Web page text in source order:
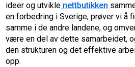
ideer og utvikle nettbutikken
en forbedring i Sverige, prøver vi å
samme i de andre landene, og
være en del av dette samarbeidet,
den strukturen og det effektive
opp.